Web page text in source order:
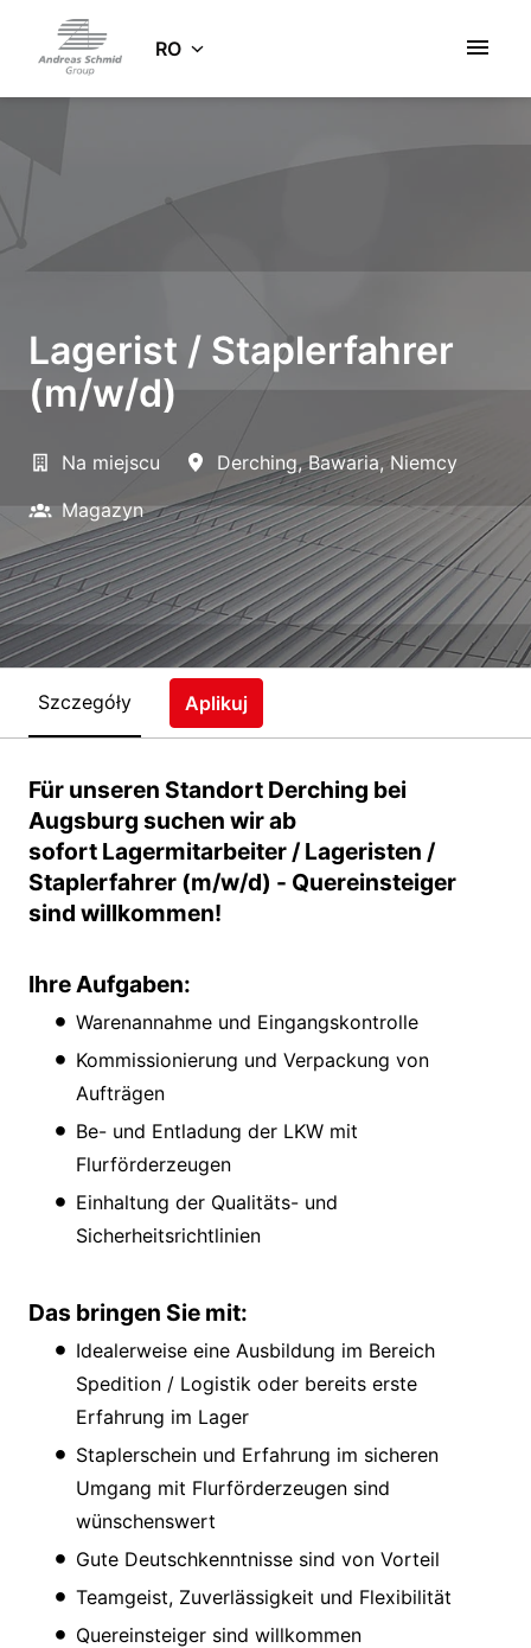
conținutPagina de pornire
RO
Lagerist / Staplerfahrer
(m/w/d)
Na miejscu Derching, Bawaria, Niemcy
Magazyn
Szczegóły Aplikuj
Für unseren Standort Derching bei
Augsburg suchen wir ab
sofort Lagermitarbeiter / Lageristen /
Staplerfahrer (m/w/d) - Quereinsteiger
sind willkommen!
Ihre Aufgaben:
Warenannahme und Eingangskontrolle
Kommissionierung und Verpackung von
Aufträgen
Be- und Entladung der LKW mit
Flurförderzeugen
Einhaltung der Qualitäts- und
Sicherheitsrichtlinien
Das bringen Sie mit:
Idealerweise eine Ausbildung im Bereich
Spedition / Logistik oder bereits erste
Erfahrung im Lager
Staplerschein und Erfahrung im sicheren
Umgang mit Flurförderzeugen sind
wünschenswert
Gute Deutschkenntnisse sind von Vorteil
Teamgeist, Zuverlässigkeit und Flexibilität
Quereinsteiger sind willkommen